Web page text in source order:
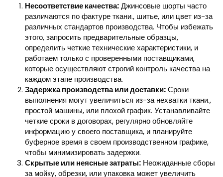
Несоответствие качества:Джинсовые шорты часто
различаются по фактуре ткани., шитье, или цвет из-за
различных стандартов производства. Чтобы избежать
этого, запросить предварительные образцы,
определить четкие технические характеристики, и
работаем только с проверенными поставщиками,
которые осуществляют строгий контроль качества на
каждом этапе производства.
Задержка производства или доставки:Сроки
выполнения могут увеличиться из-за нехватки ткани.,
простой машины, или плохой график. Устанавливайте
четкие сроки в договорах, регулярно обновляйте
информацию у своего поставщика, и планируйте
буферное время в своем производственном графике,
чтобы минимизировать задержки.
Скрытые или неясные затраты: Неожиданные сборы
за мойку, обрезки, или упаковка может увеличить